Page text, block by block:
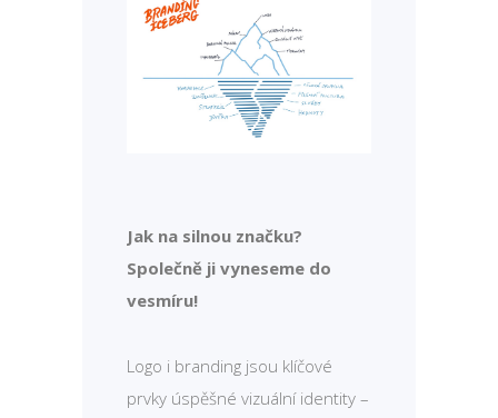
Jak na silnou značku?
Společně ji vyneseme do
vesmíru!
Logo i branding jsou klíčové
prvky úspěšné vizuální identity –